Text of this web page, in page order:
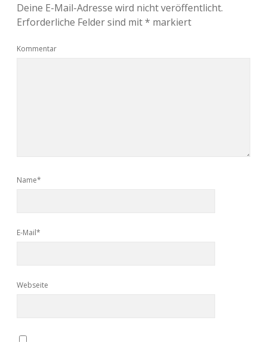
Deine E-Mail-Adresse wird nicht veröffentlicht.
Erforderliche Felder sind mit* markiert
Kommentar
Name*
E-Mail*
Webseite